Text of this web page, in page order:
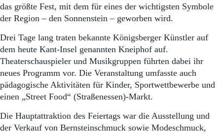
Start
Wer wir sind
Aktuelle Ausgabe
Abonnenten-Login
Abonnent werden
Abo Prämien
Archiv
Mediadaten
Impressum
Datenschutz
das größte Fest, mit dem für eines der wichtigsten Symbole
der Region – den Sonnenstein – geworben wird.
Drei Tage lang traten bekannte Königsberger Künstler auf
dem heute Kant-Insel genannten Kneiphof auf.
Theaterschauspieler und Musikgruppen führten dabei ihr
neues Programm vor. Die Veranstaltung umfasste auch
pädagogische Aktivitäten für Kinder, Sportwettbewerbe und
einen „Street Food“ (Straßenessen)-Markt.
Die Hauptattraktion des Feiertags war die Ausstellung und
der Verkauf von Bernsteinschmuck sowie Modeschmuck,